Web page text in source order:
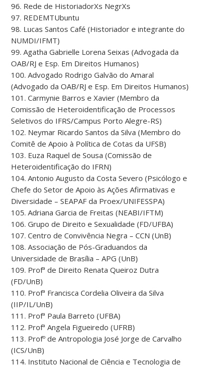
96. Rede de HistoriadorXs NegrXs
97. REDEMTUbuntu
98. Lucas Santos Café (Historiador e integrante do
NUMDI/IFMT)
99. Agatha Gabrielle Lorena Seixas (Advogada da
OAB/RJ e Esp. Em Direitos Humanos)
100. Advogado Rodrigo Galvão do Amaral
(Advogado da OAB/RJ e Esp. Em Direitos Humanos)
101. Carmynie Barros e Xavier (Membro da
Comissão de Heteroidentificação de Processos
Seletivos do IFRS/Campus Porto Alegre-RS)
102. Neymar Ricardo Santos da Silva (Membro do
Comitê de Apoio à Política de Cotas da UFSB)
103. Euza Raquel de Sousa (Comissão de
Heteroidentificação do IFRN)
104. Antonio Augusto da Costa Severo (Psicólogo e
Chefe do Setor de Apoio às Ações Afirmativas e
Diversidade – SEAPAF da Proex/UNIFESSPA)
105. Adriana Garcia de Freitas (NEABI/IFTM)
106. Grupo de Direito e Sexualidade (FD/UFBA)
107. Centro de Convivência Negra – CCN (UnB)
108. Associação de Pós-Graduandos da
Universidade de Brasília – APG (UnB)
109. Profª de Direito Renata Queiroz Dutra
(FD/UnB)
110. Profª Francisca Cordelia Oliveira da Silva
(IIP/IL/UnB)
111. Profª Paula Barreto (UFBA)
112. Profª Angela Figueiredo (UFRB)
113. Profº de Antropologia José Jorge de Carvalho
(ICS/UnB)
114. Instituto Nacional de Ciência e Tecnologia de